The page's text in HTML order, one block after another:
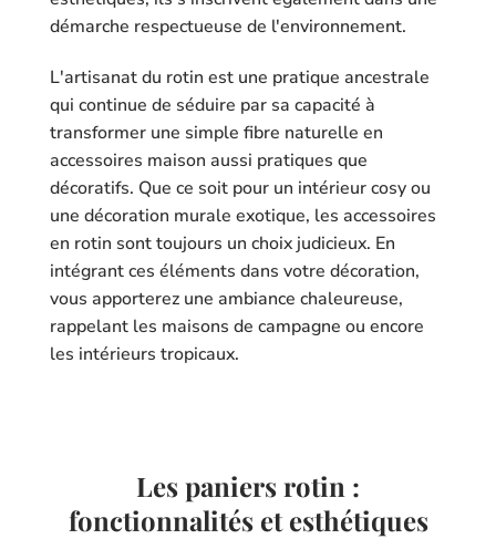
démarche respectueuse de l'environnement.
L'artisanat du rotin est une pratique ancestrale
qui continue de séduire par sa capacité à
transformer une simple fibre naturelle en
accessoires maison aussi pratiques que
décoratifs. Que ce soit pour un intérieur cosy ou
une décoration murale exotique, les accessoires
en rotin sont toujours un choix judicieux. En
intégrant ces éléments dans votre décoration,
vous apporterez une ambiance chaleureuse,
rappelant les maisons de campagne ou encore
les intérieurs tropicaux.
Les paniers rotin :
fonctionnalités et esthétiques